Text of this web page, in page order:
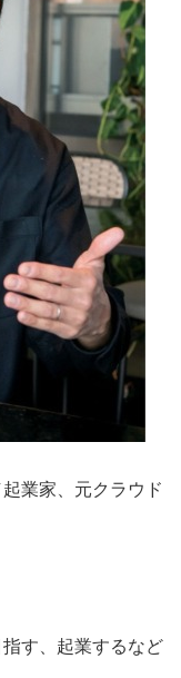
業家、元クラウド
す、起業するなど